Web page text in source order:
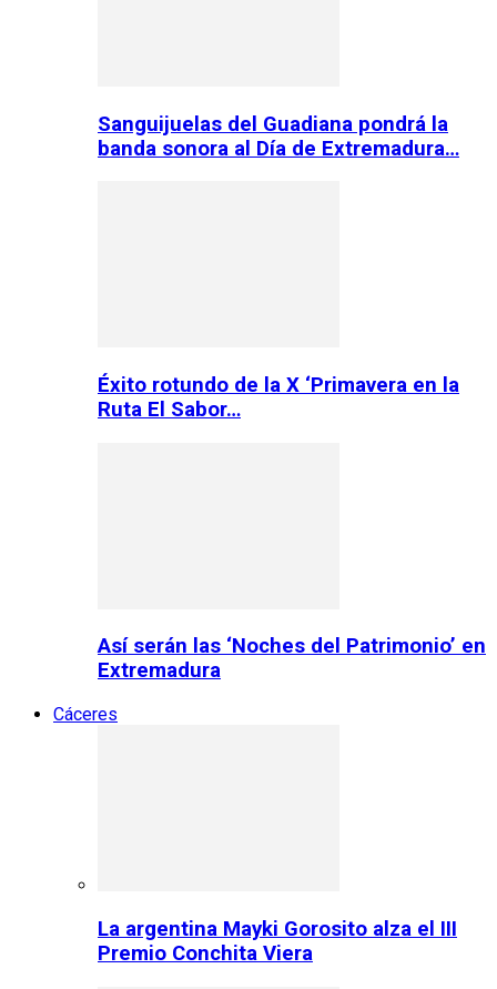
Sanguijuelas del Guadiana pondrá la
banda sonora al Día de Extremadura…
Éxito rotundo de la X ‘Primavera en la
Ruta El Sabor…
Así serán las ‘Noches del Patrimonio’ en
Extremadura
Cáceres
La argentina Mayki Gorosito alza el III
Premio Conchita Viera